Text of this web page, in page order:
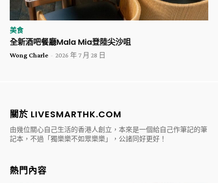
美食
全新酒吧餐廳Mala Mia登陸尖沙咀
Wong Charle - 2026 年 7 月 28 日
關於 LIVESMARTHK.COM
由幾位關心自己生活的香港人創立，本來是一個給自己作筆記的筆
記本，不過「獨樂樂不如眾樂樂」，公諸同好更好！
熱門內容